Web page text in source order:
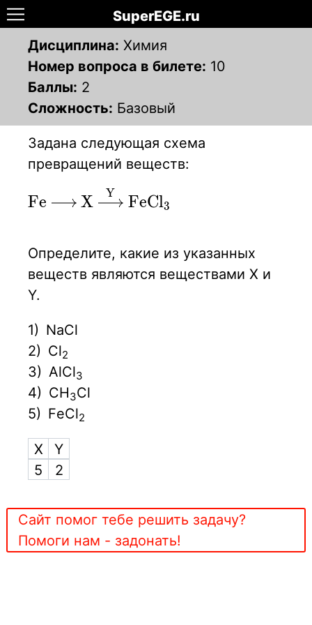
SuperEGE.ru
Дисциплина: Химия
Номер вопроса в билете: 10
Баллы: 2
Сложность: Базовый
Задана следующая схема
превращений веществ:
\ce{Fe
FeCl3}
Fe X Y FeClX
3
Определите, какие из указанных
веществ являются веществами Х и
Y.
1) NaCl
2) Cl2
3) АlCl3
4) CH3Cl
5) FеСl2
X
Y
5
2
Сайт помог тебе решить задачу?
Помоги нам - задонать!